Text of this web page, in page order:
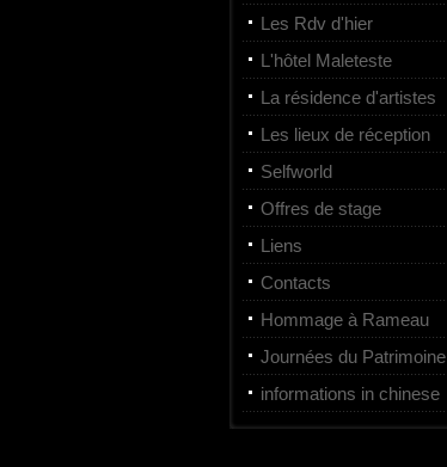
Les Rdv d'hier
L'hôtel Maleteste
La résidence d'artistes
Les lieux de réception
Selfworld
Offres de stage
Liens
Contacts
Hommage à Rameau
Journées du Patrimoine
informations in chinese